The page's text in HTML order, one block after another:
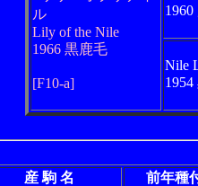
ル
Lily of the Nile
1966 黒鹿毛
[F10-a]
Nile
産 駒 名
前年種